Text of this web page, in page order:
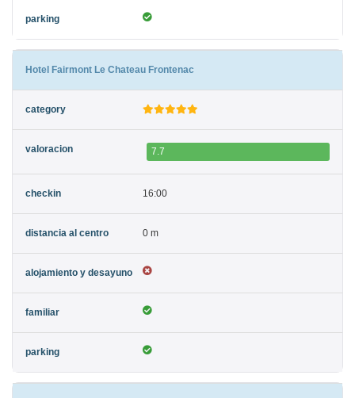
Hotel Fairmont Le Chateau Frontenac
7.7
16:00
0 m